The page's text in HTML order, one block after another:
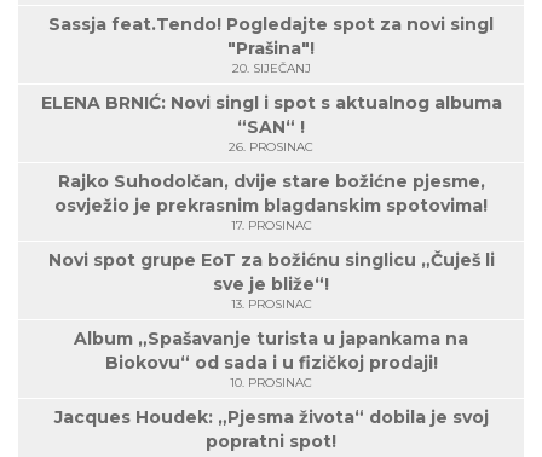
Sassja feat.Tendo! Pogledajte spot za novi singl
"Prašina"!
20. SIJEČANJ
ELENA BRNIĆ: Novi singl i spot s aktualnog albuma
“SAN“ !
26. PROSINAC
Rajko Suhodolčan, dvije stare božićne pjesme,
osvježio je prekrasnim blagdanskim spotovima!
17. PROSINAC
Novi spot grupe EoT za božićnu singlicu „Čuješ li
sve je bliže“!
13. PROSINAC
Album „Spašavanje turista u japankama na
Biokovu“ od sada i u fizičkoj prodaji!
10. PROSINAC
Jacques Houdek: „Pjesma života“ dobila je svoj
popratni spot!